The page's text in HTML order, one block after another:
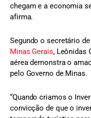
chegam e a economia
afirma.
Segundo o secretário
Minas Gerais, Leônidas
aérea demonstra o
pelo Governo de Minas.
“Quando criamos o
convicção de que o